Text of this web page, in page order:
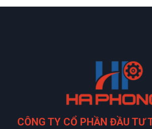
CÔNG TY CỔ PHẦN ĐẦU TƯ